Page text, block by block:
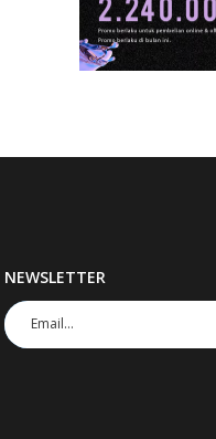
NEWSLETTER